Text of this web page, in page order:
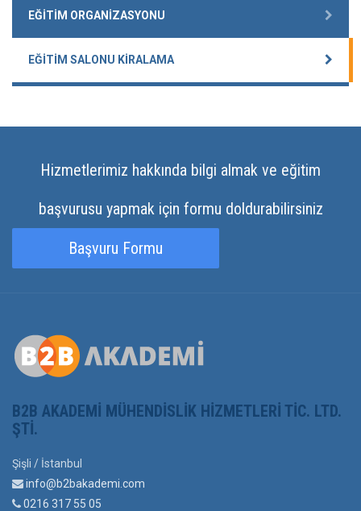
EĞITIM ORGANIZASYONU
EĞITIM SALONU KIRALAMA
Hizmetlerimiz hakkında bilgi almak ve eğitim
başvurusu yapmak için formu doldurabilirsiniz
Başvuru Formu
B2B AKADEMI MÜHENDISLIK HIZMETLERI TIC. LTD.
ŞTI.
Şişli / İstanbul
info@b2bakademi.com
0216 317 55 05